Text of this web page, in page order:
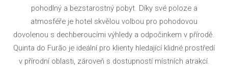
pohodlný a bezstarostný pobyt. Díky své poloze a
atmosféře je hotel skvělou volbou pro pohodovou
dovolenou s dechberoucími výhledy a odpočinkem v přírodě.
Quinta do Furão je ideální pro klienty hledající klidné prostředí
v přírodní oblasti, zároveň s dostupností místních atrakcí.